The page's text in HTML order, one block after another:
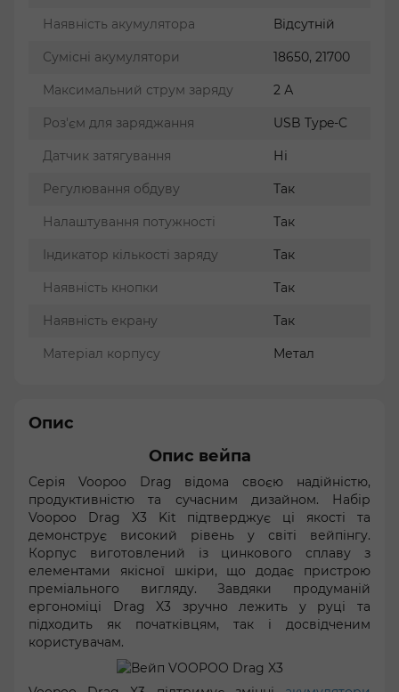
Наявність акумулятора Відсутній
Сумісні акумулятори 18650, 21700
Максимальний струм заряду 2 А
Роз'єм для заряджання USB Type-C
Датчик затягування Ні
Регулювання обдуву Так
Налаштування потужності Так
Індикатор кількості заряду Так
Наявність кнопки Так
Наявність екрану Так
Матеріал корпусу Метал
Опис
Опис вейпа
Серія Voopoo Drag відома своєю надійністю,
продуктивністю та сучасним дизайном. Набір
Voopoo Drag X3 Kit підтверджує ці якості та
демонструє високий рівень у світі вейпінгу.
Корпус виготовлений із цинкового сплаву з
елементами якісної шкіри, що додає пристрою
преміального вигляду. Завдяки продуманій
ергономіці Drag X3 зручно лежить у руці та
підходить як початківцям, так і досвідченим
користувачам.